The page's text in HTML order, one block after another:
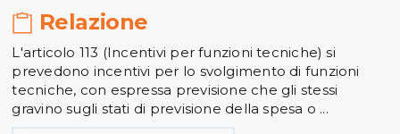
Relazione
L'articolo 113 (Incentivi per funzioni tecniche) si
prevedono incentivi per lo svolgimento di funzioni
tecniche, con espressa previsione che gli stessi
gravino sugli stati di previsione della spesa o ...